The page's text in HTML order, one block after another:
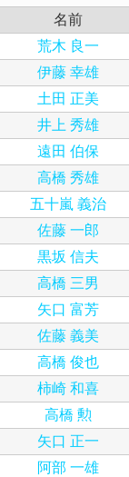
名前
荒木 良一
伊藤 幸雄
土田 正美
井上 秀雄
遠田 伯保
高橋 秀雄
五十嵐 義治
佐藤 一郎
黒坂 信夫
高橋 三男
矢口 富芳
佐藤 義美
高橋 俊也
柿崎 和喜
高橋 勲
矢口 正一
阿部 一雄